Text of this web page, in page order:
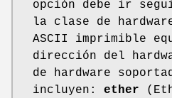
opción debe ir
la clase de
ASCII imprimible
dirección del
de hardware
incluyen: ether